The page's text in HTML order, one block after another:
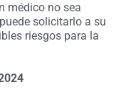
médico no sea
solicitarlo a su
riesgos para la